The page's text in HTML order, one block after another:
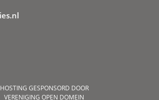
HOSTING GESPONSORD DOOR
VERENIGING OPEN DOMEIN